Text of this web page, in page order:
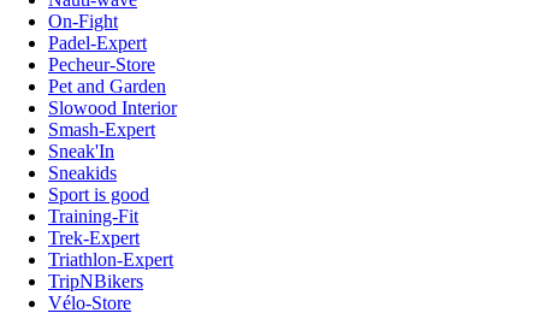
On-Fight
Padel-Expert
Pecheur-Store
Pet and Garden
Slowood Interior
Smash-Expert
Sneak'In
Sneakids
Sport is good
Training-Fit
Trek-Expert
Triathlon-Expert
TripNBikers
Vélo-Store